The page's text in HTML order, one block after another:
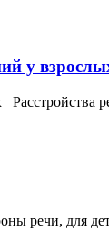
у
речи, для